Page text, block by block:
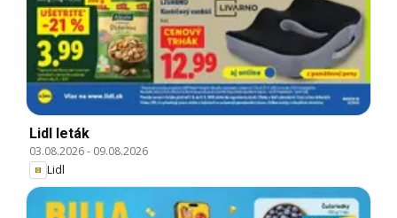
Lidl leták
03.08.2026- 09.08.2026
Lidl